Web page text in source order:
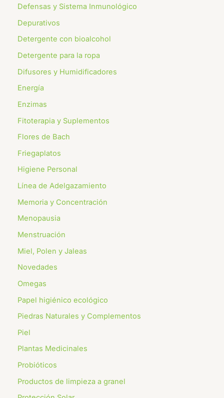
Defensas y Sistema Inmunológico
Depurativos
Detergente con bioalcohol
Detergente para la ropa
Difusores y Humidificadores
Energía
Enzimas
Fitoterapia y Suplementos
Flores de Bach
⁠Friegaplatos
Higiene Personal
Línea de Adelgazamiento
Memoria y Concentración
Menopausia
Menstruación
Miel, Polen y Jaleas
Novedades
Omegas
⁠Papel higiénico ecológico
Piedras Naturales y Complementos
Piel
Plantas Medicinales
Probióticos
Productos de limpieza a granel